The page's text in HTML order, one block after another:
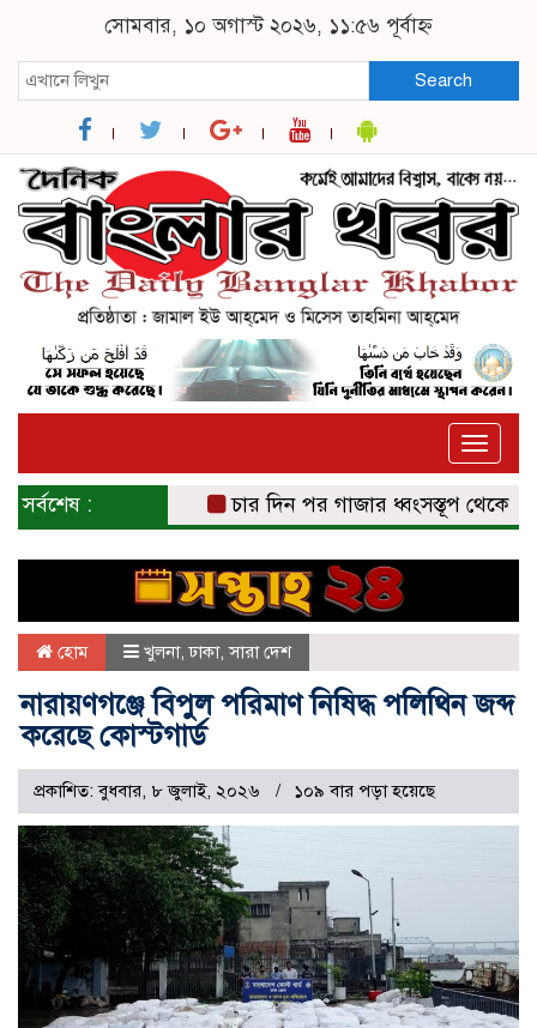
সোমবার, ১০ অগাস্ট ২০২৬, ১১:৫৬ পূর্বাহ্ন
Search
Toggle
সর্বশেষ : চার দিন পর গাজার ধ্বংসস্তূপ থেকে
হোম খুলনা,ঢাকা,সারা দেশ
নারায়ণগঞ্জে বিপুল পরিমাণ নিষিদ্ধ পলিথিন জব্দ
করেছে কোস্টগার্ড
প্রকাশিত: বুধবার, ৮ জুলাই, ২০২৬ ১০৯ বার পড়া হয়েছে